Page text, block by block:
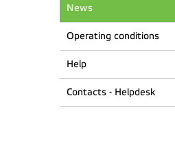
News
Operating conditions
Help
Contacts - Helpdesk